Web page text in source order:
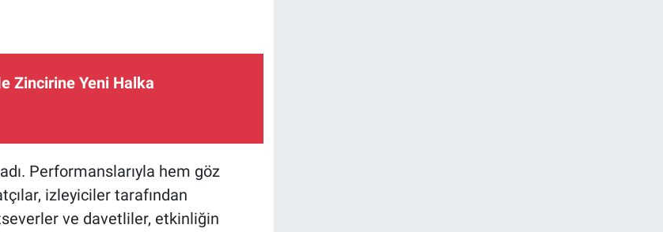
Zincirine Yeni Halka
Performanslarıyla hem göz
izleyiciler tarafından
ve davetliler, etkinliğin